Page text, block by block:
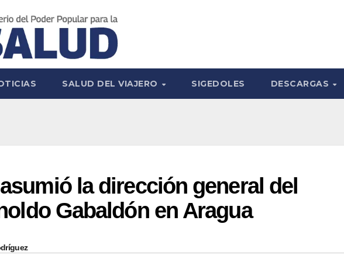
SALUD DEL VIAJERO SIGEDOLES DESCARGAS
la dirección general del
Gabaldón en Aragua